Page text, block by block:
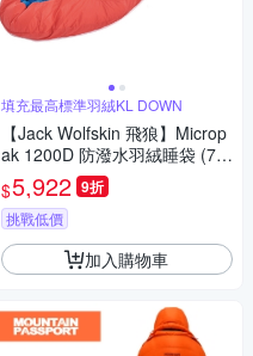
填充最高標準羽絨KL DOWN
【Jack Wolfskin 飛狼】Microp
ak 1200D 防潑水羽絨睡袋 (70
0FP)『舒適溫度：-22 ~ 1°C』
$5,922 9折
挑戰低價
加入購物車